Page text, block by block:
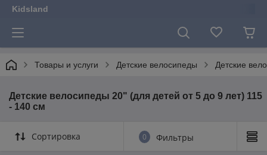
Kidsland
Товары и услуги Детские велосипеды Детские
Детские велосипеды 20" (для детей от 5 до 9 лет) 115
- 140 см
Сортировка 0 Фильтры